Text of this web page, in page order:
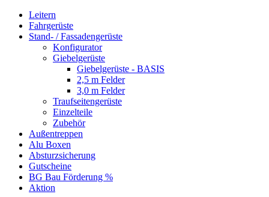
Leitern
Fahrgerüste
Stand- / Fassadengerüste
Konfigurator
Giebelgerüste
Giebelgerüste - BASIS
2,5 m Felder
3,0 m Felder
Traufseitengerüste
Einzelteile
Zubehör
Außentreppen
Alu Boxen
Absturzsicherung
Gutscheine
BG Bau Förderung %
Aktion